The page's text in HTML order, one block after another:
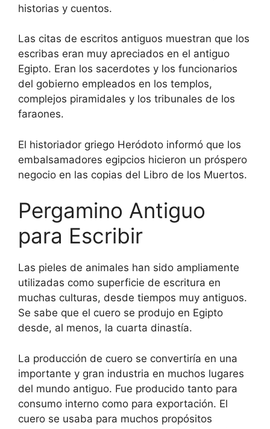
historias y cuentos.
Las citas de escritos antiguos muestran que los
escribas eran muy apreciados en el antiguo
Egipto. Eran los sacerdotes y los funcionarios
del gobierno empleados en los templos,
complejos piramidales y los tribunales de los
faraones.
El historiador griego Heródoto informó que los
embalsamadores egipcios hicieron un próspero
negocio en las copias del Libro de los Muertos.
Pergamino Antiguo
para Escribir
Las pieles de animales han sido ampliamente
utilizadas como superficie de escritura en
muchas culturas, desde tiempos muy antiguos.
Se sabe que el cuero se produjo en Egipto
desde, al menos, la cuarta dinastía.
La producción de cuero se convertiría en una
importante y gran industria en muchos lugares
del mundo antiguo. Fue producido tanto para
consumo interno como para exportación. El
cuero se usaba para muchos propósitos